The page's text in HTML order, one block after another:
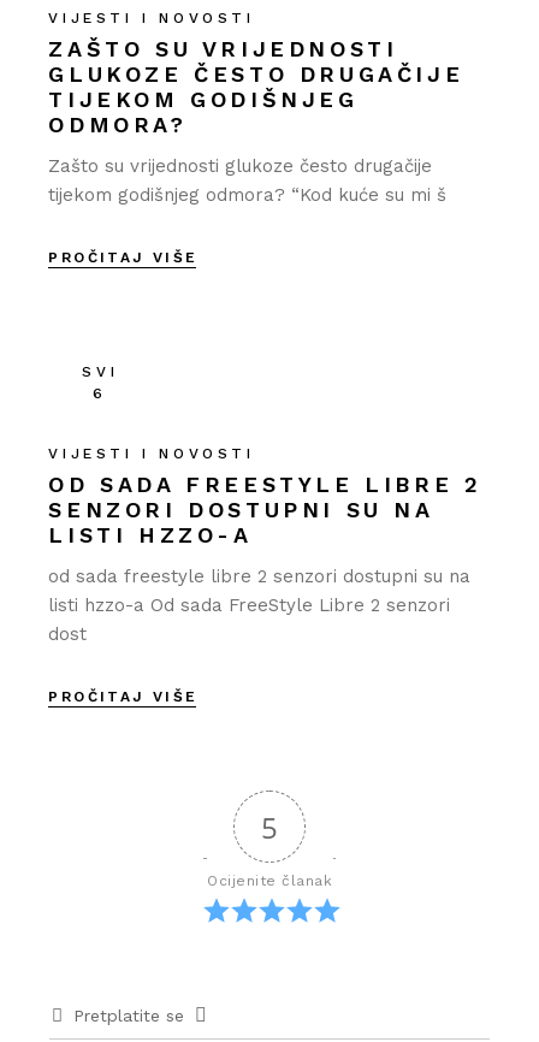
VIJESTI I NOVOSTI
ZAŠTO SU VRIJEDNOSTI
GLUKOZE ČESTO DRUGAČIJE
TIJEKOM GODIŠNJEG
ODMORA?
Zašto su vrijednosti glukoze često drugačije
tijekom godišnjeg odmora? “Kod kuće su mi š
PROČITAJ VIŠE
SVI
6
VIJESTI I NOVOSTI
OD SADA FREESTYLE LIBRE 2
SENZORI DOSTUPNI SU NA
LISTI HZZO-A
od sada freestyle libre 2 senzori dostupni su na
listi hzzo-a Od sada FreeStyle Libre 2 senzori
dost
PROČITAJ VIŠE
5
Ocijenite članak
Pretplatite se